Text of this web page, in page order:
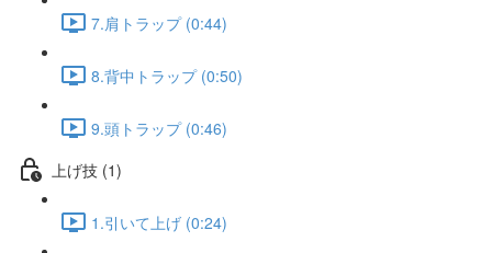
7.肩トラップ (0:44)
8.背中トラップ (0:50)
9.頭トラップ (0:46)
上げ技 (1)
1.引いて上げ (0:24)